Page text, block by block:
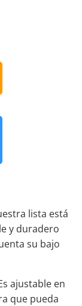
lista está
y duradero
su bajo
ajustable en
que pueda